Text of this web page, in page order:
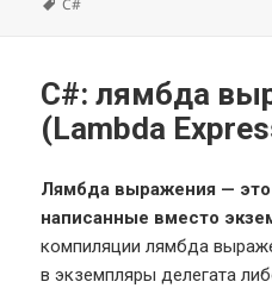
C#: лямбда
(Lambda
Лямбда выражения —
написанные вместо
компиляции лямбда
в экземпляры делегата